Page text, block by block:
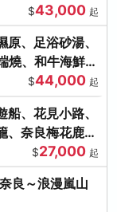
$43,000 起
、足浴砂湯、
燒、和牛海鮮螃
$44,000 起
、花見小路、
、奈良梅花鹿、
$27,000 起
良～浪漫嵐山